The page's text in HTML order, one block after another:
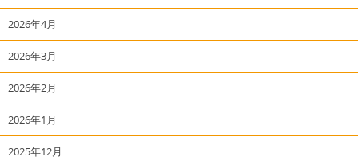
2026年4月
2026年3月
2026年2月
2026年1月
2025年12月